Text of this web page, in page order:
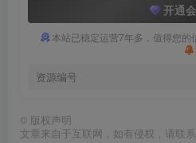
开通
本站已稳定运营7年多，值得您的
资源编号
© 版权声明
文章来自于互联网，如有侵权，请联系